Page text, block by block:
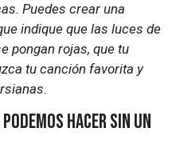
Puedes crear una
indique que las luces de
pongan rojas, que tu
tu canción favorita y
hacer sin un